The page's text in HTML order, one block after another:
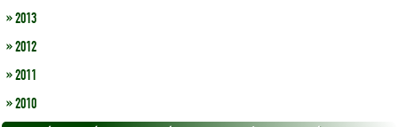
» 2013
» 2012
» 2011
» 2010